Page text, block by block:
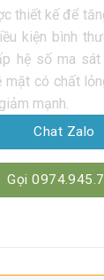
thiết kế để
kiện bình
hệ số ma
mặt có chất
mạnh.
Chat Zalo
Gọi